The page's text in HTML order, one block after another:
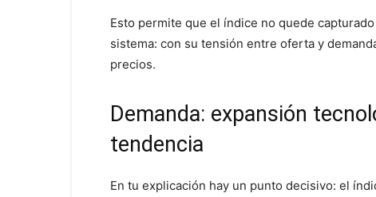
Esto permite que el índice no quede
sistema: con su tensión entre oferta y
precios.
Demanda: expansión
tendencia
En tu explicación hay un punto decisivo: el